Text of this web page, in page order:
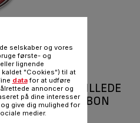
OG OFTE STILLEDE
RED CARBON
J1641414
selskaber og vores
første- og
lignende
"Cookies") til at
datafor at udføre
annoncer og
på dine interesser
give dig mulighed for
medier.